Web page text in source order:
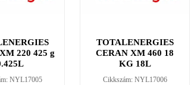
220 425 g
NYL17005
TOTALENERGIES
CERAN XM 460 18
KG 18L
Cikkszám: NYL17006